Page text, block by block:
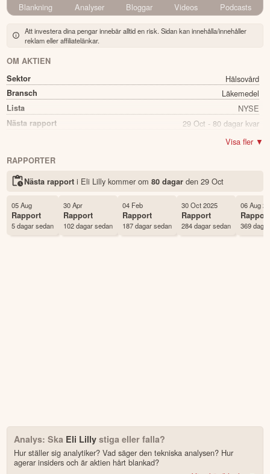
Blankning
Analyser Bloggar Videos Podcasts
Att investera dina pengar innebär alltid en risk. Sidan kan innehålla/innehåller
reklam eller affiliatelänkar.
OM AKTIEN
Sektor
Hälsovård
Bransch Läkemedel
Lista NYSE
Nästa rapport 29 Oct - 80 dagar kvar
0.54%
Ticker
Land USA
Första handelsdag 08 Jul 1970
Visa fler ▼
RAPPORTER
Nästa rapport i Eli Lilly kommer om 80 dagarden 29 Oct
05 Aug
Rapport
5 dagar sedan
30 Apr
Rapport
102 dagar sedan
04 Feb
Rapport
187 dagar sedan
30 Oct 2025
Rapport
284 dagar sedan
06 Aug
Rapport
369
Analys: Ska Eli Lillystiga eller falla?
Hur ställer sig analytiker? Vad säger den tekniska analysen? Hur
agerar insiders och är aktien hårt blankad?